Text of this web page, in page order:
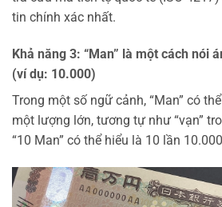
tin chính xác nhất.
Khả năng 3: “Man” là một cách nói
(ví dụ: 10.000)
Trong một số ngữ cảnh, “Man” có
một lượng lớn, tương tự như “vạn”
“10 Man” có thể hiểu là 10 lần